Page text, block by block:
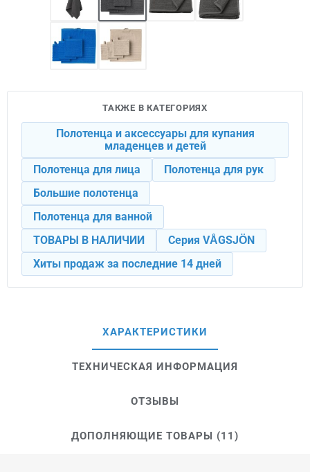
ТАКЖЕ В КАТЕГОРИЯХ
Полотенца и аксессуары для купания
младенцев и детей
Полотенца для лица
Полотенца для рук
Большие полотенца
Полотенца для ванной
ТОВАРЫ В НАЛИЧИИ
Серия VÅGSJÖN
Хиты продаж за последние 14 дней
ХАРАКТЕРИСТИКИ
ТЕХНИЧЕСКАЯ ИНФОРМАЦИЯ
ОТЗЫВЫ
ДОПОЛНЯЮЩИЕ ТОВАРЫ (11)